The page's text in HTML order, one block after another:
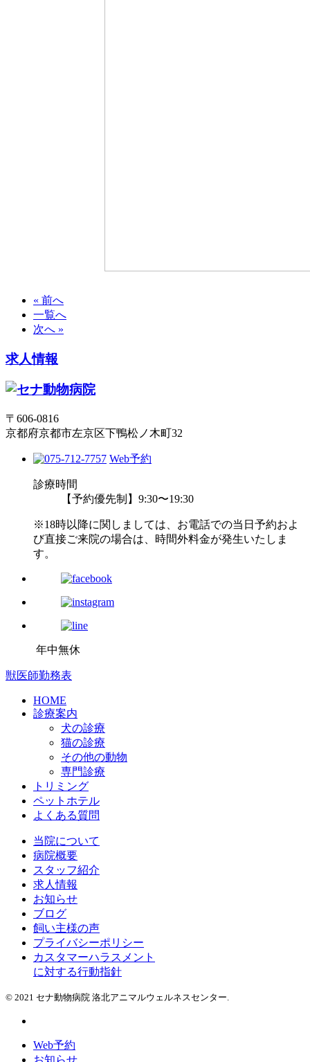
« 前へ
一覧へ
次へ »
求人情報
〒606-0816
京都府京都市左京区下鴨松ノ木町32
Web予約
診療時間
【予約優先制】9:30〜19:30
※18時以降に関しましては、お電話での当日予約およ
び直接ご来院の場合は、時間外料金が発生いたしま
す。
年中無休
獣医師勤務表
HOME
診療案内
犬の診療
猫の診療
その他の動物
専門診療
トリミング
ペットホテル
よくある質問
当院について
病院概要
スタッフ紹介
求人情報
お知らせ
ブログ
飼い主様の声
プライバシーポリシー
カスタマーハラスメント
に対する行動指針
© 2021 セナ動物病院 洛北アニマルウェルネスセンター.
Web予約
お知らせ